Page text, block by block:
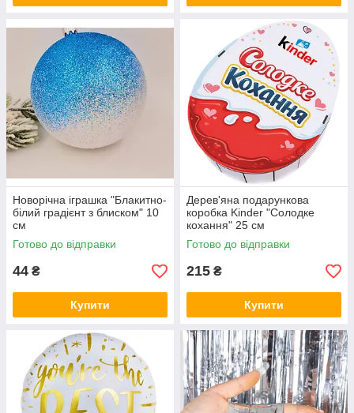
Новорічна іграшка "Блакитно-
білий градієнт з блиском" 10
см
Готово до відправки
44 ₴
Купити
Дерев'яна подарункова
коробка Kinder "Солодке
кохання" 25 см
Готово до відправки
215 ₴
Купити